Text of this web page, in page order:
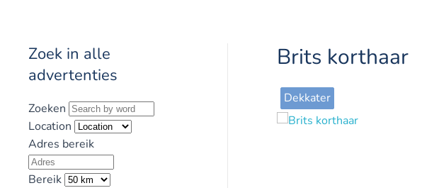
Brits korthaar
Dekkater
Zoek in alle
advertenties
Zoeken
Location
Adres bereik
Bereik